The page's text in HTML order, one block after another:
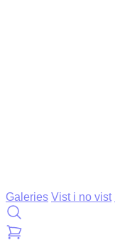
Galeries Vist i no vist